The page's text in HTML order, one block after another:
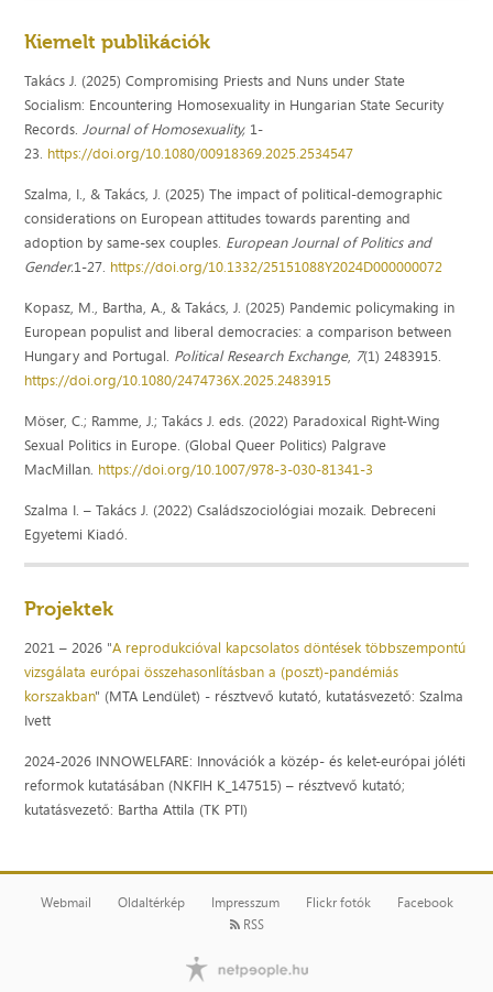
Kiemelt publikációk
Takács J. (2025) Compromising Priests and Nuns under State
Socialism: Encountering Homosexuality in Hungarian State Security
Records.Journal of Homosexuality, 1-
23. https://doi.org/10.1080/00918369.2025.2534547
Szalma, I., & Takács, J. (2025) The impact of political-demographic
considerations on European attitudes towards parenting and
adoption by same-sex couples. European Journal of Politics and
Gender.1-27. https://doi.org/10.1332/25151088Y2024D000000072
Kopasz, M., Bartha, A., & Takács, J. (2025) Pandemic policymaking in
European populist and liberal democracies: a comparison between
Hungary and Portugal. Political Research Exchange, 7(1) 2483915.
https://doi.org/10.1080/2474736X.2025.2483915
Möser, C.; Ramme, J.; Takács J. eds. (2022) Paradoxical Right-Wing
Sexual Politics in Europe. (Global Queer Politics) Palgrave
MacMillan. https://doi.org/10.1007/978-3-030-81341-3
Szalma I. – Takács J. (2022) Családszociológiai mozaik. Debreceni
Egyetemi Kiadó.
Projektek
2021 – 2026 "A reprodukcióval kapcsolatos döntések többszempontú
vizsgálata európai összehasonlításban a (poszt)-pandémiás
korszakban" (MTA Lendület) - résztvevő kutató, kutatásvezető: Szalma
Ivett
2024-2026 INNOWELFARE: Innovációk a közép- és kelet-európai jóléti
reformok kutatásában (NKFIH K_147515) – résztvevő kutató;
kutatásvezető: Bartha Attila (TK PTI)
Webmail Oldaltérkép Impresszum Flickr fotók
Facebook
RSS